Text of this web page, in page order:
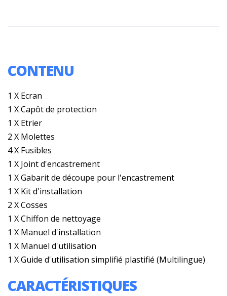
CONTENU
1 X Ecran
1 X Capôt de protection
1 X Etrier
2 X Molettes
4 X Fusibles
1 X Joint d'encastrement
1 X Gabarit de découpe pour l'encastrement
1 X Kit d'installation
2 X Cosses
1 X Chiffon de nettoyage
1 X Manuel d'installation
1 X Manuel d'utilisation
1 X Guide d'utilisation simplifié plastifié (Multilingue)
CARACTÉRISTIQUES